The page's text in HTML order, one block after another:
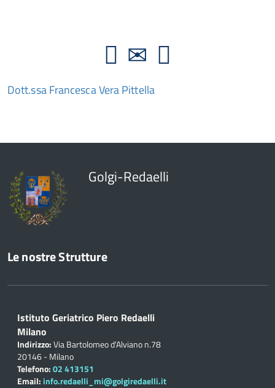
Dott.ssa Francesca Vera Pittella
Golgi-Redaelli
Le nostre Strutture
Istituto Geriatrico Piero Redaelli
Milano
Indirizzo:Via Bartolomeo d'Alviano n.78
20146 - Milano
Telefono:02 413151
Email: info.redaelli_mi@golgiredaelli.it